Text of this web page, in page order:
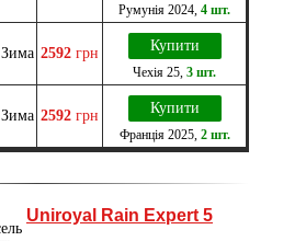
Румунія 2024 4 шт.
Зима 2592 грн Купити
Чехія 25 3 шт.
Зима 2592 грн Купити
Франція2025, 2 шт.
Uniroyal Rain Expert 5